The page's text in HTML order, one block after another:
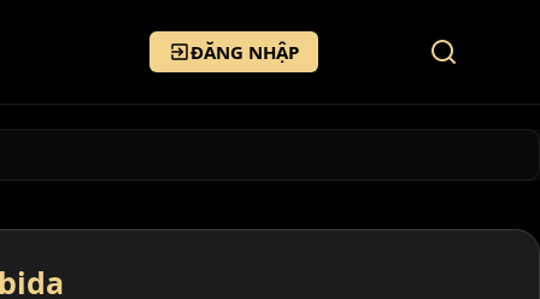
ĐĂNG NHẬP